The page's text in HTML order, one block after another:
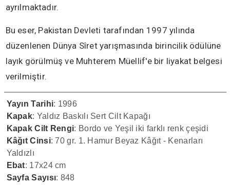
ayrılmaktadır.
Bu eser, Pakistan Devleti tarafından 1997 yılında
düzenlenen Dünya Sîret yarışmasında birincilik ödülüne
layık görülmüş ve Muhterem Müellif'e bir liyakat belgesi
verilmiştir.
Yayın Tarihi: 1996
Kapak: Yaldız Baskılı Sert Cilt Kapağı
Kapak Cilt Rengi: Bordo ve Yeşil iki farklı renk çeşidi
Kâğıt Cinsi: 70 gr. 1. Hamur Beyaz Kâğıt - Kenarları
Yaldızlı
Ebat: 17x24 cm
Sayfa Sayısı: 848